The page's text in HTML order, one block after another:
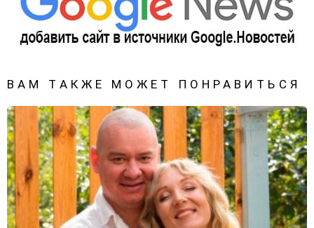
ВАМ ТАКЖЕ МОЖЕТ ПОНРАВИТЬСЯ